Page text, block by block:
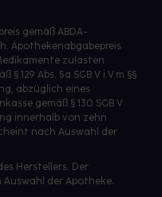
gemäß ABDA-
Apothekenabgabepreis
zulasten
129 Abs. 5a SGB V i.V.m §§
abzüglich eines
gemäß § 130 SGB V
innerhalb von zehn
nach Auswahl der
Herstellers. Der
der Apotheke.